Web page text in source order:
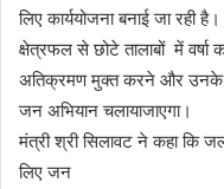
लिए कार्ययोजना बनाई जा रही
क्षेत्रफल से छोटे तालाबों में
अतिक्रमण मुक्त करने और उनके
जन अभियान चलायाजाएगा।
मंत्री श्री सिलावट ने कहा
लिए जन